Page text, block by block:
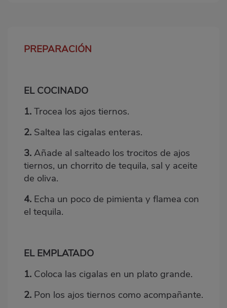
Bloque
PREPARACIÓN
EL COCINADO
1.Trocea los ajos tiernos.
2. Saltea las cigalas enteras.
3.Añade al salteado los trocitos de ajos
tiernos, un chorrito de tequila, sal y aceite
de oliva.
4. Echa un poco de pimienta y flamea con
el tequila.
EL EMPLATADO
1. Coloca las cigalas en un plato grande.
2. Pon los ajos tiernos como acompañante.